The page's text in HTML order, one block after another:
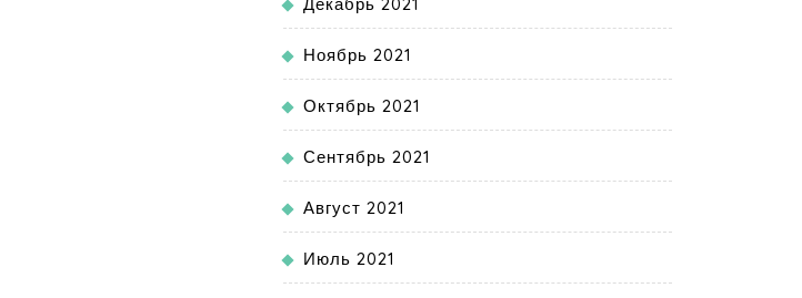
Ноябрь 2021
Октябрь 2021
Сентябрь 2021
Август 2021
Июль 2021